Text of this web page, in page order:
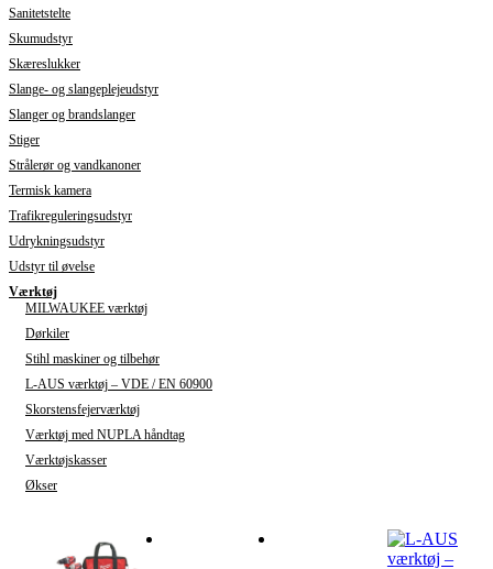
Sanitetstelte
Skumudstyr
Skæreslukker
Slange- og slangeplejeudstyr
Slanger og brandslanger
Stiger
Strålerør og vandkanoner
Termisk kamera
Trafikreguleringsudstyr
Udrykningsudstyr
Udstyr til øvelse
Værktøj
MILWAUKEE værktøj
Dørkiler
Stihl maskiner og tilbehør
L-AUS værktøj – VDE / EN 60900
Skorstensfejerværktøj
Værktøj med NUPLA håndtag
Værktøjskasser
Økser